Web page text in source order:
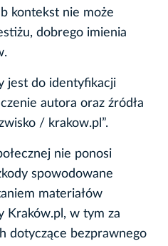
kontekst nie może
dobrego imienia
jest do identyfikacji
autora oraz źródła
/ krakow.pl”.
nie ponosi
spowodowane
materiałów
Kraków.pl, w tym za
dotyczące bezprawnego